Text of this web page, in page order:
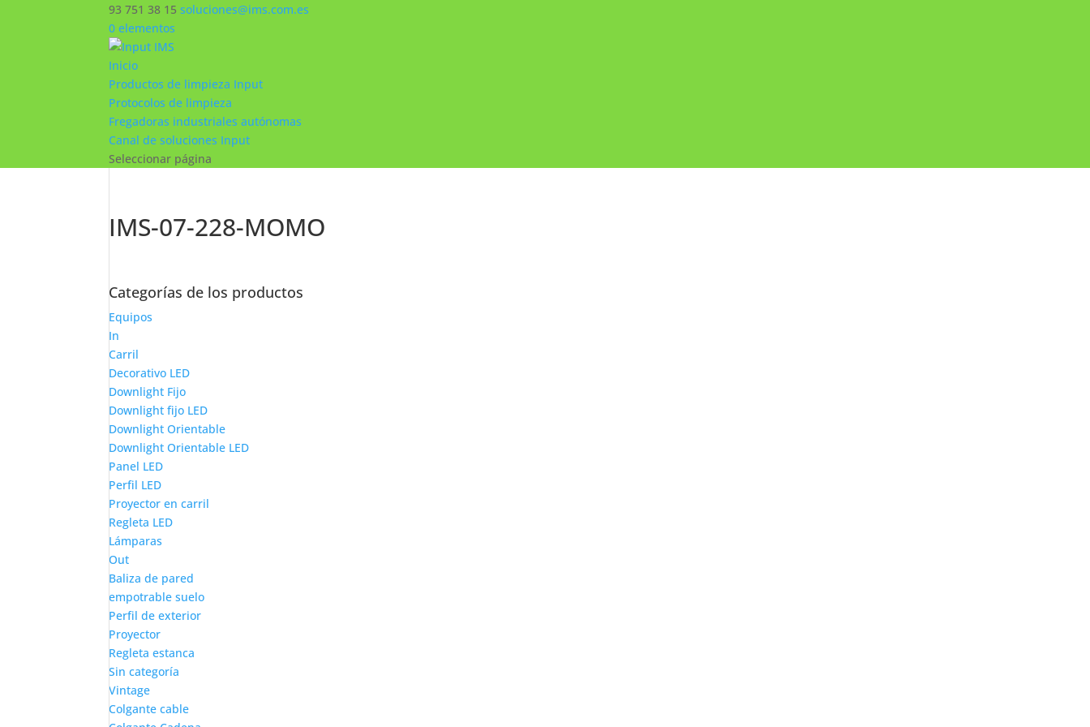
93 751 38 15 soluciones@ims.com.es
0 elementos
Inicio
Productos de limpieza Input
Protocolos de limpieza
Fregadoras industriales autónomas
Canal de soluciones Input
Seleccionar página
IMS-07-228-MOMO
Categorías de los productos
Equipos
In
Carril
Decorativo LED
Downlight Fijo
Downlight fijo LED
Downlight Orientable
Downlight Orientable LED
Panel LED
Perfil LED
Proyector en carril
Regleta LED
Lámparas
Out
Baliza de pared
empotrable suelo
Perfil de exterior
Proyector
Regleta estanca
Sin categoría
Vintage
Colgante cable